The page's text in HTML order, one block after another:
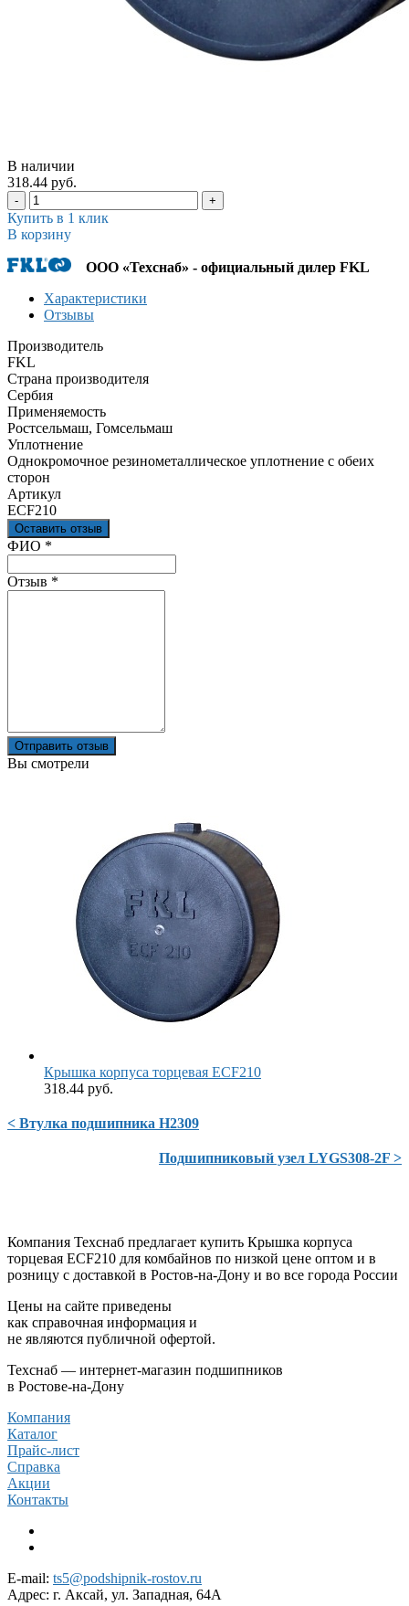
В наличии
318.44 руб.
- +
Купить в 1 клик
В корзину
ООО «Техснаб» - официальный дилер FKL
Характеристики
Отзывы
Производитель
FKL
Страна производителя
Сербия
Применяемость
Ростсельмаш, Гомсельмаш
Уплотнение
Однокромочное резинометаллическое уплотнение с обеих
сторон
Артикул
ECF210
Оставить отзыв
Ваш отзыв был отправлен!
ФИО *
Отзыв *
Отправить отзыв
Вы смотрели
Крышка корпуса торцевая ECF210
318.44 руб.
< Втулка подшипника H2309
Подшипниковый узел LYGS308-2F >
Компания Техснаб предлагает купить Крышка корпуса
торцевая ECF210 для комбайнов по низкой цене оптом и в
розницу с доставкой в Ростов-на-Дону и во все города России
Цены на сайте приведены
как справочная информация и
не являются публичной офертой.
Техснаб — интернет-магазин подшипников
в Ростове-на-Дону
Компания
Каталог
Прайс-лист
Справка
Акции
Контакты
E-mail: ts5@podshipnik-rostov.ru
Адрес: г. Аксай, ул. Западная, 64А